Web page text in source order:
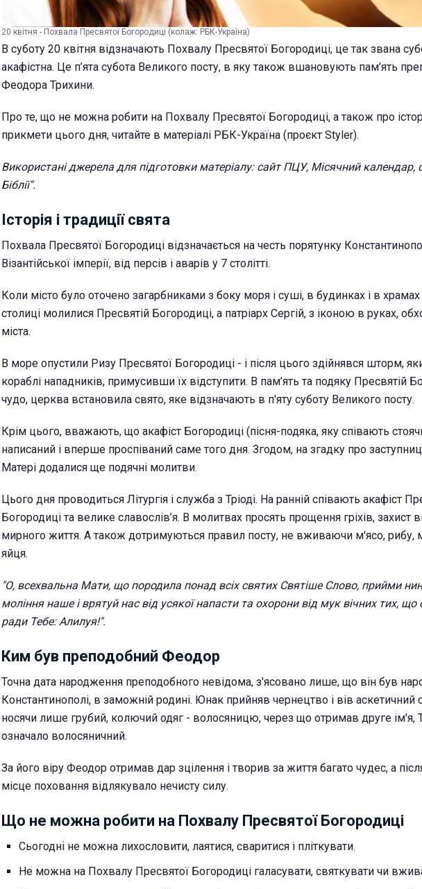
20 квітня - Похвала Пресвятої Богородиці (колаж: РБК-Україна)
В суботу 20 квітня відзначають Похвалу Пресвятої Богородиці, це так звана
акафістна. Це п’ята субота Великого посту, в яку також вшановують пам’ять
Феодора Трихини.
Про те, що не можна робити на Похвалу Пресвятої Богородиці, а також про
прикмети цього дня, читайте в матеріалі РБК-Україна (проєкт Styler).
Використані джерела для підготовки матеріалу: сайт ПЦУ, Місячний календар,
Біблії".
Історія і традиції свята
Похвала Пресвятої Богородиці відзначається на честь порятунку
Візантійської імперії, від персів і аварів у 7 столітті.
Коли місто було оточено загарбниками з боку моря і суші, в будинках і в
столиці молилися Пресвятій Богородиці, а патріарх Сергій, з іконою в руках,
міста.
В море опустили Ризу Пресвятої Богородиці - і після цього здійнявся шторм,
кораблі нападників, примусивши їх відступити. В пам’ять та подяку Пресвятій
чудо, церква встановила свято, яке відзначають в п'яту суботу Великого посту.
Крім цього, вважають, що акафіст Богородиці (пісня-подяка, яку співають
написаний і вперше проспіваний саме того дня. Згодом, на згадку про
Матері додалися ще подячні молитви.
Цього дня проводиться Літургія і служба з Тріоді. На ранній співають акафіст
Богородиці та велике славослів’я. В молитвах просять прощення гріхів, захист
мирного життя. А також дотримуються правил посту, не вживаючи м'ясо, рибу,
яйця.
"О, всехвальна Мати, що породила понад всіх святих Святіше Слово, прийми
моління наше і врятуй нас від усякої напасти та охорони від мук вічних тих, що
ради Тебе: Алилуя!".
Ким був преподобний Феодор
Точна дата народження преподобного невідома, з'ясовано лише, що він був
Константинополі, в заможній родині. Юнак прийняв чернецтво і вів аскетичний
носячи лише грубий, колючий одяг - волосяницю, через що отримав друге ім'я,
означало волосяничний.
За його віру Феодор отримав дар зцілення і творив за життя багато чудес, а
місце поховання відлякувало нечисту силу.
Що не можна робити на Похвалу Пресвятої Богородиці
Сьогодні не можна лихословити, лаятися, сваритися і пліткувати.
Не можна на Похвалу Пресвятої Богородиці галасувати, святкувати чи